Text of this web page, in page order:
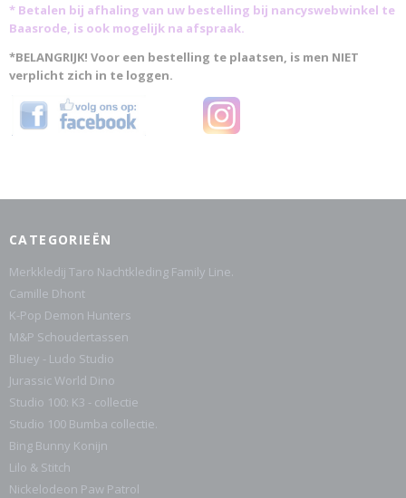
* Betalen bij afhaling van uw bestelling bij nancyswebwinkel te
Baasrode, is ook mogelijk na afspraak.
*BELANGRIJK! Voor een bestelling te plaatsen, is men NIET
verplicht zich in te loggen.
CATEGORIEËN
Merkkledij Taro Nachtkleding Family Line.
Camille Dhont
K-Pop Demon Hunters
M&P Schoudertassen
Bluey - Ludo Studio
Jurassic World Dino
Studio 100: K3 - collectie
Studio 100 Bumba collectie.
Bing Bunny Konijn
Lilo & Stitch
Nickelodeon Paw Patrol